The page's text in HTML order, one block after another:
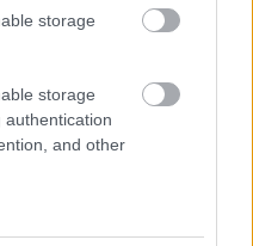
storage
storage
authentication
and other